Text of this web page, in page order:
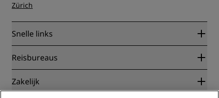
Zürich
Snelle links
Radisson Rewards
Blog
Bestemmingen
Reisbureaus
Partners
Reisagenten
Zakelijk